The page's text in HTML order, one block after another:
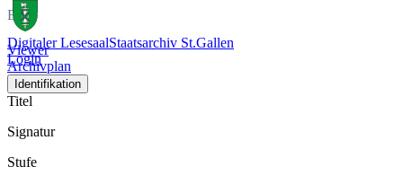
Digitaler LesesaalStaatsarchiv St.Gallen
Login
Bild
Viewer
Archivplan
Identifikation
Titel
Signatur
Stufe